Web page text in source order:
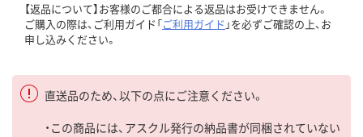
【返品について】お客様のご都合による返品はお受けできません。
ご購入の際は、ご利用ガイド「ご利用ガイド 」を必ずご確認の上、お
申し込みください。
直送品のため、以下の点にご注意ください。
・この商品には、アスクル発行の納品書が同梱されていない